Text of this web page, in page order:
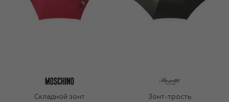
Складной зонт
Зонт-трость